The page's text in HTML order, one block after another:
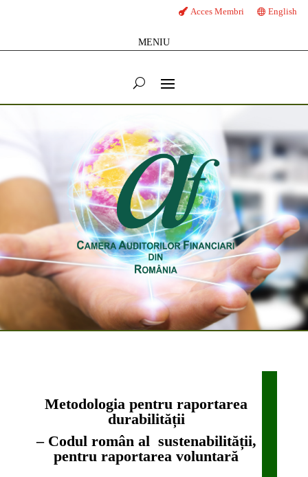
Acces Membri English
MENIU
Metodologia pentru raportarea
durabilității
– Codul român al sustenabilității,
pentru raportarea voluntară